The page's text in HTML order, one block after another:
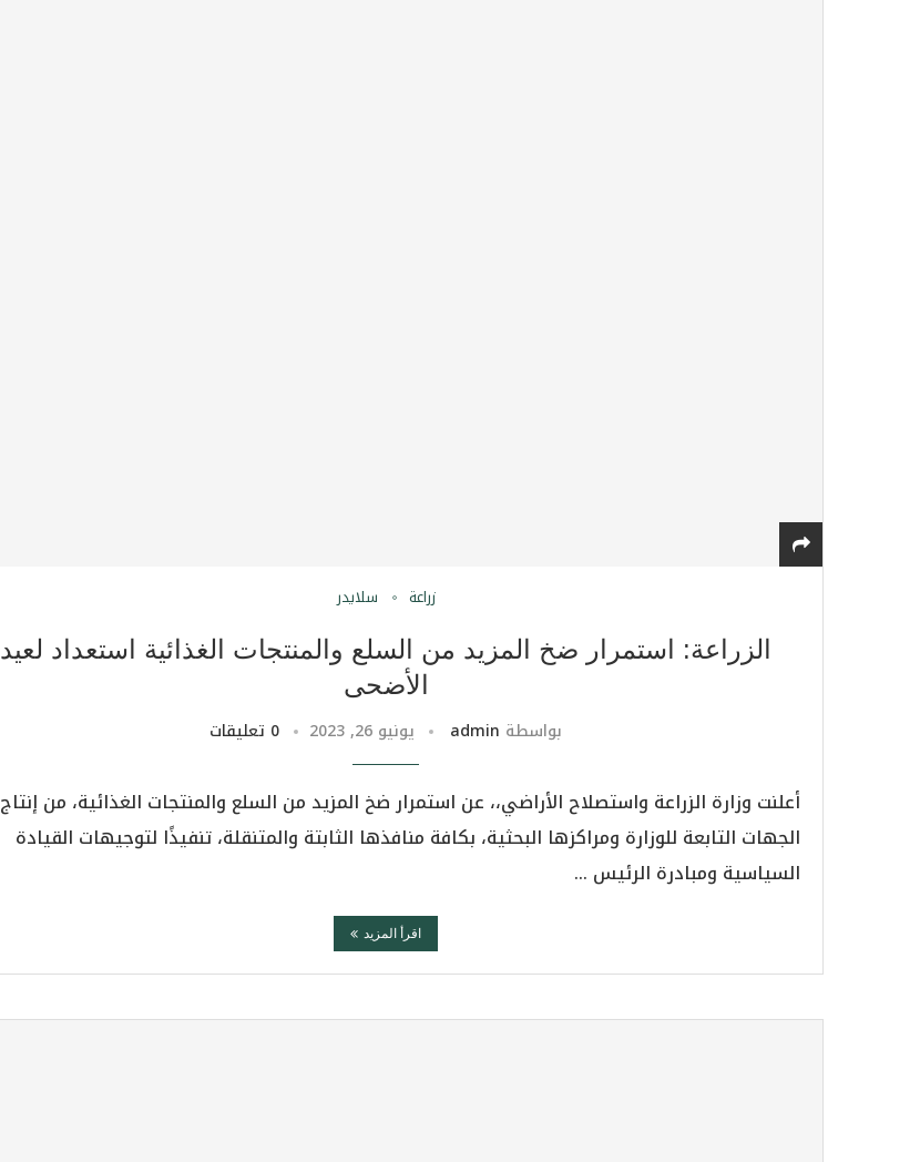
زراعة سلايدر
الزراعة: استمرار ضخ المزيد من السلع والمنتجات الغذائية استعداد لعيد
الأضحى
بواسطة admin يونيو 26, 2023 0 تعليقات
أعلنت وزارة الزراعة واستصلاح الأراضي،، عن استمرار ضخ المزيد من السلع والمنتجات الغذائية، من إنتاج
الجهات التابعة للوزارة ومراكزها البحثية، بكافة منافذها الثابتة والمتنقلة، تنفيذًا لتوجيهات القيادة
السياسية ومبادرة الرئيس …
اقرأ المزيد